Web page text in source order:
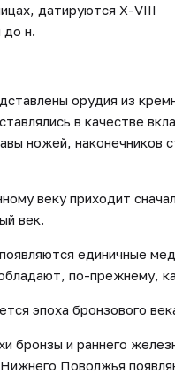
датируются Х-VIII
до н.
орудия из
в качестве
ножей, наконечников
веку приходит
век.
единичные
по-прежнему,
эпоха бронзового
бронзы и раннего
Поволжья